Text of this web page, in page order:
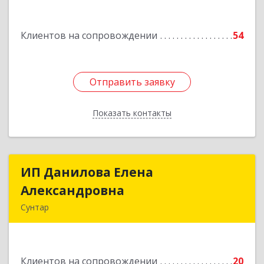
Клиентов на сопровождении 54
Отправить заявку
Показать контакты
Подробнее
Отправить заявку
Назад
ИП Данилова Елена
Александровна
Сунтар
Клиентов на сопровождении 20
ИП Данилова Елена